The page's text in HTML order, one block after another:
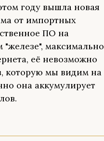
году вышла новая
от импортных
ПО на
"железе", максимально
её невозможно
которую мы видим на
она аккумулирует